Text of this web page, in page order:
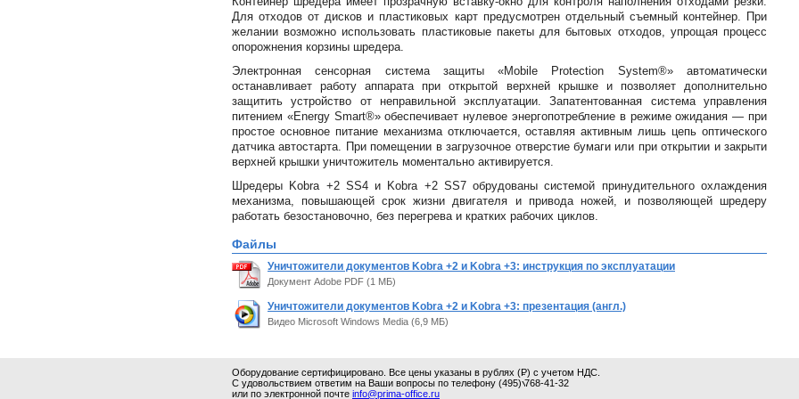
Для отходов от дисков и пластиковых карт предусмотрен отдельный съемный контейнер. При
желании возможно использовать пластиковые пакеты для бытовых отходов, упрощая процесс
опорожнения корзины шредера.
Электронная сенсорная система защиты «Mobile Protection System®» автоматически
останавливает работу аппарата при открытой верхней крышке и позволяет дополнительно
защитить устройство от неправильной эксплуатации. Запатентованная система управления
питением «Energy Smart®» обеспечивает нулевое энергопотребление в режиме ожидания — при
простое основное питание механизма отключается, оставляя активным лишь цепь оптического
датчика автостарта. При помещении в загрузочное отверстие бумаги или при открытии и закрыти
верхней крышки уничтожитель моментально активируется.
Шредеры Kobra +2 SS4 и Kobra +2 SS7 обрудованы системой принудительного охлаждения
механизма, повышающей срок жизни двигателя и привода ножей, и позволяющей шредеру
работать безостановочно, без перегрева и кратких рабочих циклов.
Файлы
Уничтожители документов Kobra +2 и Kobra +3: инструкция по эксплуатации
Документ Adobe PDF (1 МБ)
Уничтожители документов Kobra +2 и Kobra +3: презентация (англ.)
Видео Microsoft Windows Media (6,9 МБ)
Оборудование сертифицировано. Все цены указаны в рублях (Р
УБ.
) с учетом НДС.
С удовольствием ответим на Ваши вопросы по телефону (495) 768-41-32
или по электронной почте info@prima-office.ru